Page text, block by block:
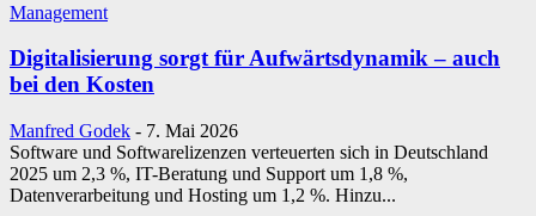
Management
Digitalisierung sorgt für Aufwärtsdynamik – auch
bei den Kosten
Manfred Godek - 7. Mai 2026
Software und Softwarelizenzen verteuerten sich in Deutschland
2025 um 2,3 %, IT-Beratung und Support um 1,8 %,
Datenverarbeitung und Hosting um 1,2 %. Hinzu...